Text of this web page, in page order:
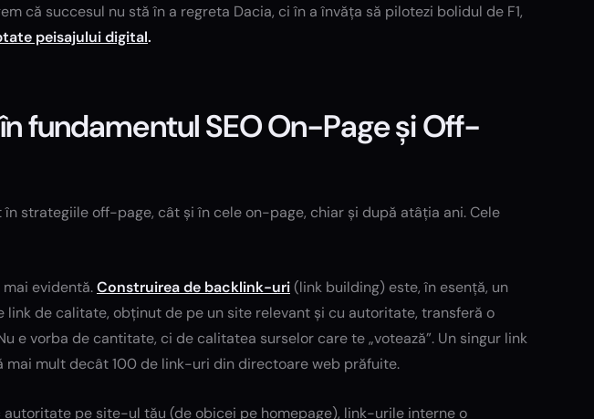
că succesul nu stă în a regreta Dacia, ci în a învăța să pilotezi bolidul de F1,
peisajului digital.
fundamentul SEO On-Page și Off-
strategiile off-page, cât și în cele on-page, chiar și după atâția ani. Cele
evidentă.Construirea de backlink-uri(link building) este, în esență, un
link de calitate, obținut de pe un site relevant și cu autoritate, transferă o
e vorba de cantitate, ci de calitatea surselor care te „votează”. Un singur link
mai mult decât 100 de link-uri din directoare web prăfuite.
pe site-ul tău (de obicei pe homepage), link-urile interne o